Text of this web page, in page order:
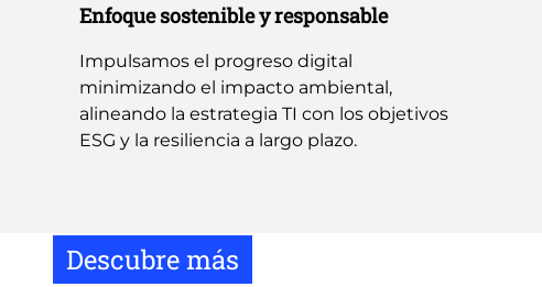
Enfoque sostenible y responsable
Impulsamos el progreso digital
minimizando el impacto ambiental,
alineando la estrategia TI con los objetivos
ESG y la resiliencia a largo plazo.
Descubre más